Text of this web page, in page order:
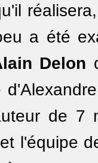
a été
Delon
de 7
l'équipe